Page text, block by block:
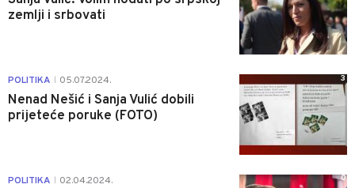
zemlji i srbovati
POLITIKA 05.07.2024.
Nenad Nešić i Sanja Vulić dobili
prijeteće poruke (FOTO)
3
POLITIKA 02.04.2024. 0